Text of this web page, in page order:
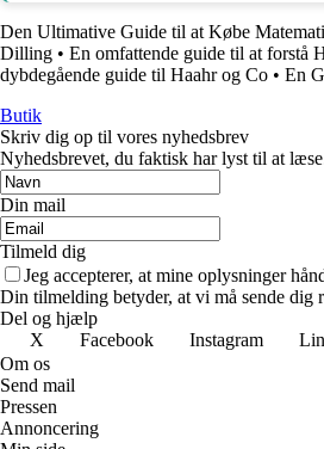
Den Ultimative Guide til at Købe
Dilling • En omfattende guide til at forstå
dybdegående guide til Haahr og Co • En
Butik
Skriv dig op til vores nyhedsbrev
Nyhedsbrevet, du faktisk har lyst til at
Din mail
Tilmeld dig
Jeg accepterer, at mine oplysninger
Din tilmelding betyder, at vi må sende dig
Del og hjælp
X
Facebook Instagram
Om os
Send mail
Pressen
Annoncering